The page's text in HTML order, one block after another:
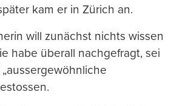
kam er in Zürich an.
will zunächst nichts wissen
habe überall nachgefragt, sei